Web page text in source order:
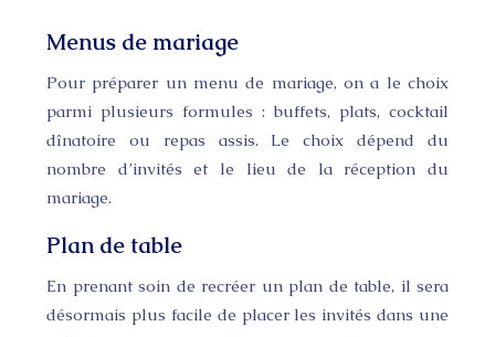
Menus de mariage
Pour préparer un menu de mariage, on a le choix
parmi plusieurs formules : buffets, plats, cocktail
dînatoire ou repas assis. Le choix dépend du
nombre d’invités et le lieu de la réception du
mariage.
Plan de table
En prenant soin de recréer un plan de table, il sera
désormais plus facile de placer les invités dans une